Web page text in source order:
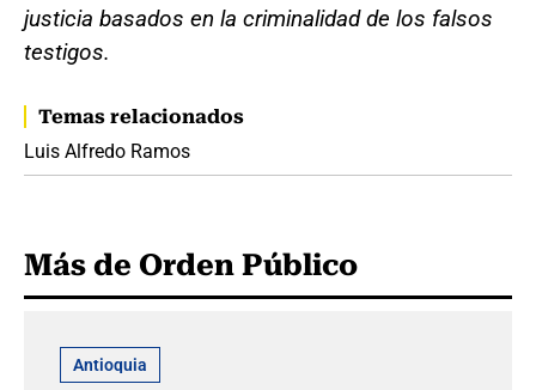
justicia basados en la criminalidad de los falsos
testigos.
Temas relacionados
Luis Alfredo Ramos
Más de Orden Público
Antioquia